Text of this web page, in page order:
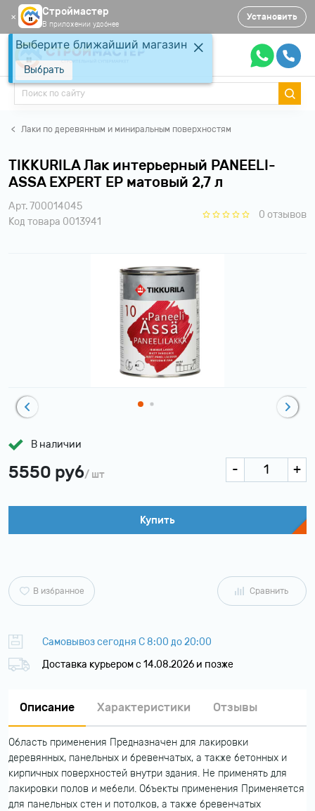
✕ Строймастер
В приложении удобнее
Установить
Лаки по деревянным и миниральным поверхностям
TIKKURILA Лак интерьерный PANEELI-
ASSA EXPERT EP матовый 2,7 л
Арт. 700014045
Код товара 0013941
0 отзывов
В наличии
5550 руб/ шт
Купить
Самовывоз сегодня С 8:00 до 20:00
Доставка курьером c 14.08.2026 и позже
В избранное Сравнить
Описание Характеристики Отзывы
Область применения Предназначен для лакировки
деревянных, панельных и бревенчатых, а также бетонных и
кирпичных поверхностей внутри здания. Не применять для
лакировки полов и мебели. Объекты применения Применяется
для панельных стен и потолков, а также бревенчатых
Выберите ближайший магазин
Выбрать